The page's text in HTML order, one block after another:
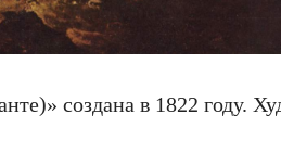
создана в 1822 году.